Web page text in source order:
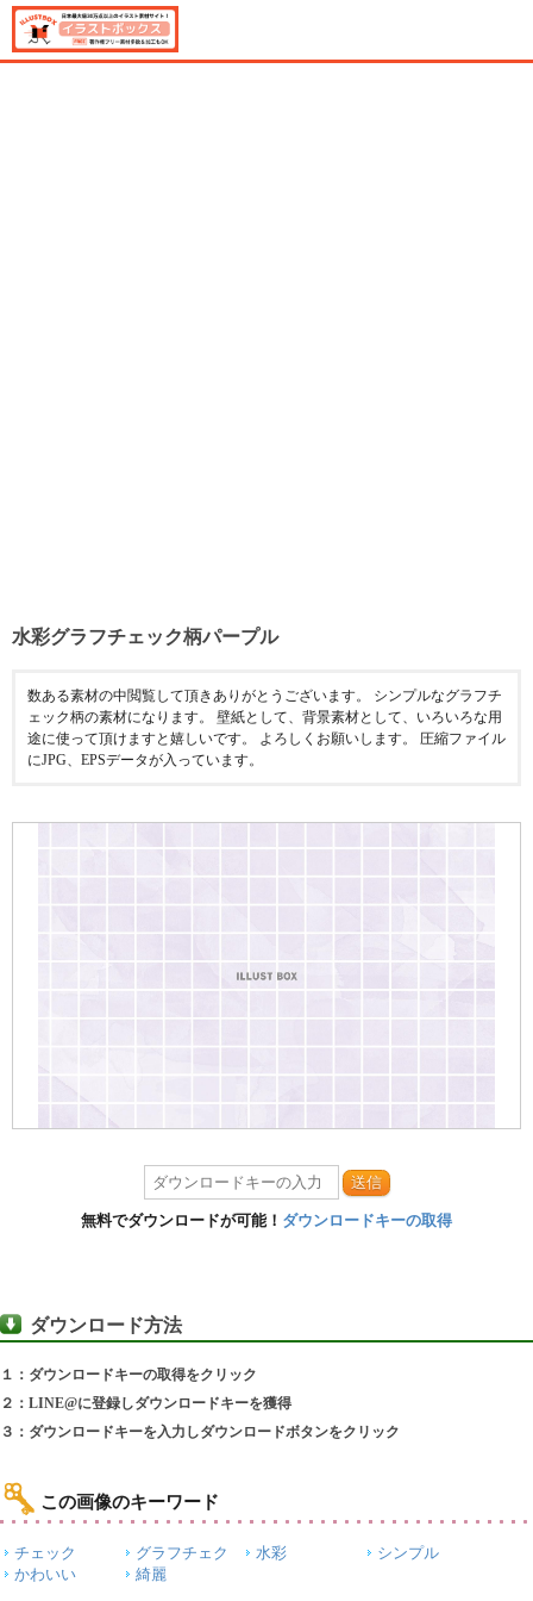
水彩グラフチェック柄パープル
数ある素材の中閲覧して頂きありがとうございます。 シンプルなグラフチ
ェック柄の素材になります。 壁紙として、背景素材として、いろいろな用
途に使って頂けますと嬉しいです。 よろしくお願いします。 圧縮ファイル
にJPG、EPSデータが入っています。
送信
無料でダウンロードが可能！ ダウンロードキーの取得
ダウンロード方法
１：ダウンロードキーの取得をクリック
２：LINE@に登録しダウンロードキーを獲得
３：ダウンロードキーを入力しダウンロードボタンをクリック
この画像のキーワード
チェック グラフチェク 水彩
シンプル
かわいい
綺麗